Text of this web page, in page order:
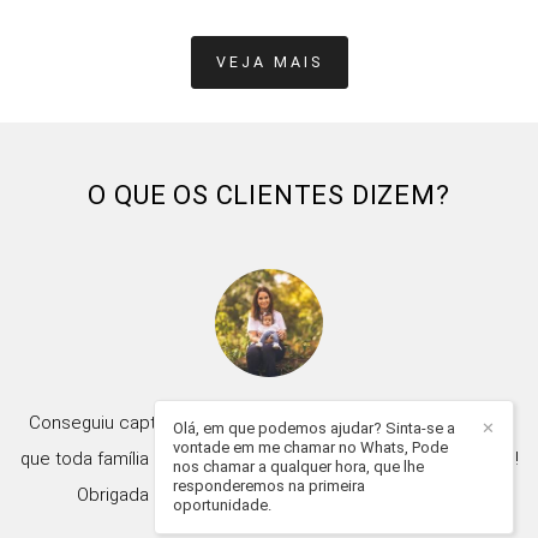
VEJA MAIS
O QUE OS CLIENTES DIZEM?
Conseguiu captar momentos de pura emoção! Um registro
que toda família precisa ter: da união, do respeito e do amor!!
Obrigada pelo carinho, dedicação e paciência...
✕
Olá, em que podemos ajudar? Sinta-se a
vontade em me chamar no Whats, Pode
nos chamar a qualquer hora, que lhe
responderemos na primeira
oportunidade.